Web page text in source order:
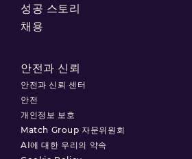
성공 스토리
채용
안전과 신뢰
안전과 신뢰 센터
안전
개인정보 보호
Match Group 자문위원회
AI에 대한 우리의 약속